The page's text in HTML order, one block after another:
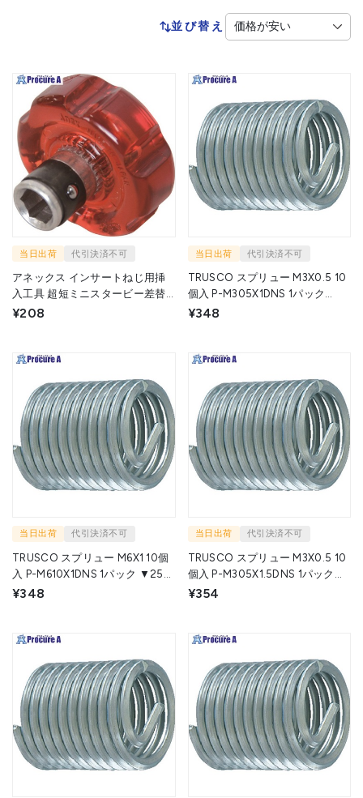
並び替え
当日出荷 代引決済不可
アネックス インサートねじ用挿
入工具 超短ミニスタービー差替
ハンドル 1/4 ハンドル径30mm
¥208
当日出荷 代引決済不可
TRUSCO スプリュー M3X0.5 10
個入 P-M305X1DNS 1パック
▼258-7891
¥348
当日出荷 代引決済不可
TRUSCO スプリュー M6X1 10個
入 P-M610X1DNS 1パック ▼258-
7980
¥348
当日出荷 代引決済不可
TRUSCO スプリュー M3X0.5 10
個入 P-M305X1.5DNS 1パック
▼258-7904
¥354